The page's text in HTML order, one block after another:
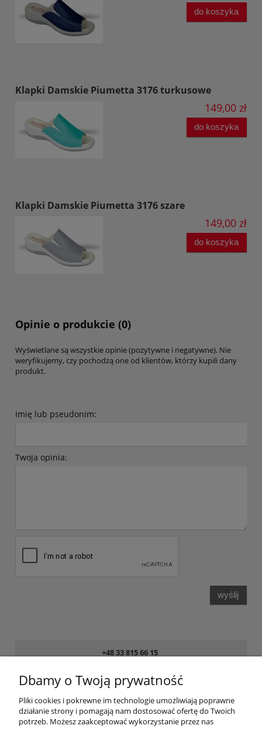
do koszyka
Klapki Damskie Piumetta 3176 turkusowe
149,00 zł
do koszyka
Klapki Damskie Piumetta 3176 szare
149,00 zł
do koszyka
Opinie o produkcie (0)
Wyświetlane są wszystkie opinie (pozytywne i negatywne). Nie
weryfikujemy, czy pochodzą one od klientów, którzy kupili dany
produkt.
Imię lub pseudonim:
Twoja opinia:
wyślij
+48 33 815 66 15
sklep@obuwiemedyczne.pl
Pomoc
Dbamy o Twoją prywatność
Pliki cookies i pokrewne im technologie umożliwiają poprawne
działanie strony i pomagają nam dostosować ofertę do Twoich
potrzeb. Możesz zaakceptować wykorzystanie przez nas